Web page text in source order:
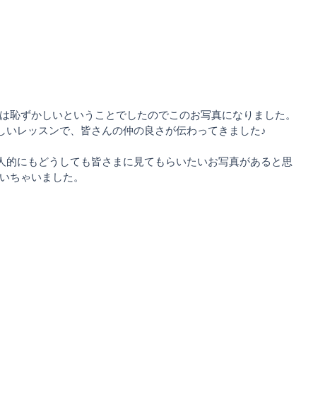
恥ずかしいということでしたのでこのお写真になりました。
レッスンで、皆さんの仲の良さが伝わってきました♪
的にもどうしても皆さまに見てもらいたいお写真があると思
ちゃいました。